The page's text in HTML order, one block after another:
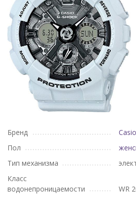
Бренд
Casio
Пол
Тип механизма
Класс
водонепроницаемости
WR